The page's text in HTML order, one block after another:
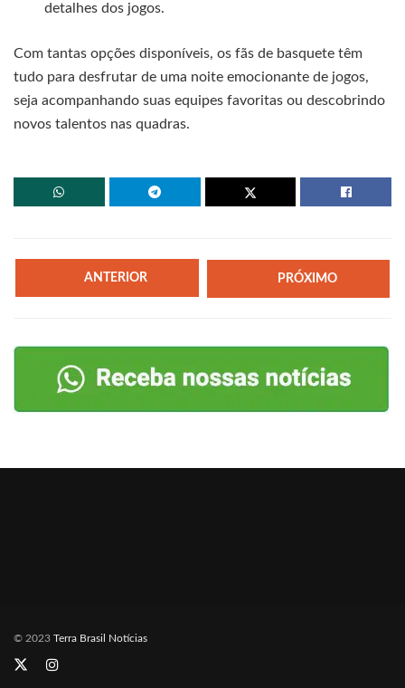
detalhes dos jogos.
Com tantas opções disponíveis, os fãs de basquete têm
tudo para desfrutar de uma noite emocionante de jogos,
seja acompanhando suas equipes favoritas ou descobrindo
novos talentos nas quadras.
ANTERIOR PRÓXIMO
© 2023 Terra Brasil Notícias